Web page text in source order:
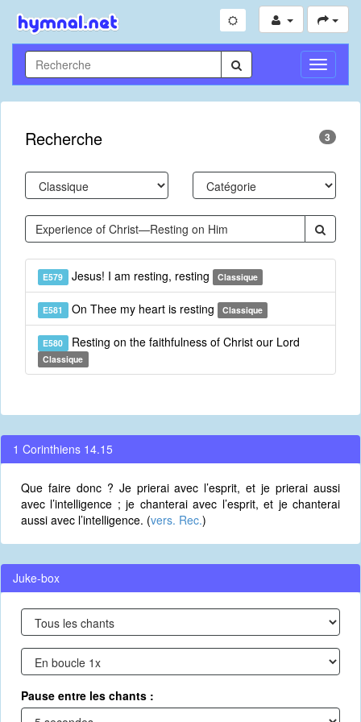
Toggle
Recherche 3
E579 Jesus! I am resting, resting Classique
E581 On Thee my heart is resting Classique
E580 Resting on the faithfulness of Christ our Lord
Classique
1 Corinthiens 14.15
Que faire donc ? Je prierai avec l’esprit, et je prierai aussi
avec l’intelligence ; je chanterai avec l’esprit, et je chanterai
aussi avec l’intelligence. (vers. Rec.)
Juke-box
Pause entre les chants :